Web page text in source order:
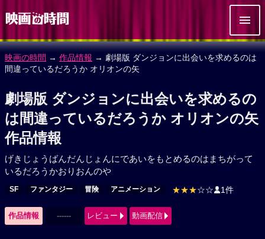
映画の時間 → 作品情報 → 劇場版 ダンジョンに出会いを求めるのは
間違っているだろうか オリオンの矢
劇場版 ダンジョンに出会いを求めるの
は間違っているだろうか オリオンの矢
作品情報
げきじょうばんだんじょんにであいをもとめるのはまちがって
いるだろうかおりおんのや
SF ファンタジー 冒険 アニメーション ★★★☆☆ 1件
作品情報 ------ レビュー 動画配信